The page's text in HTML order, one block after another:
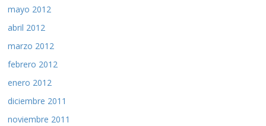
mayo 2012
abril 2012
marzo 2012
febrero 2012
enero 2012
diciembre 2011
noviembre 2011